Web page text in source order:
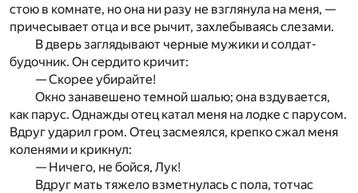
стою в комнате, но она ни разу не взглянула на меня, —
причесывает отца и все рычит, захлебываясь слезами.
В дверь заглядывают черные мужики и солдат-
будочник. Он сердито кричит:
— Скорее убирайте!
Окно занавешено темной шалью; она вздувается,
как парус. Однажды отец катал меня на лодке с парусом.
Вдруг ударил гром. Отец засмеялся, крепко сжал меня
коленями и крикнул:
— Ничего, не бойся, Лук!
Вдруг мать тяжело взметнулась с пола, тотчас